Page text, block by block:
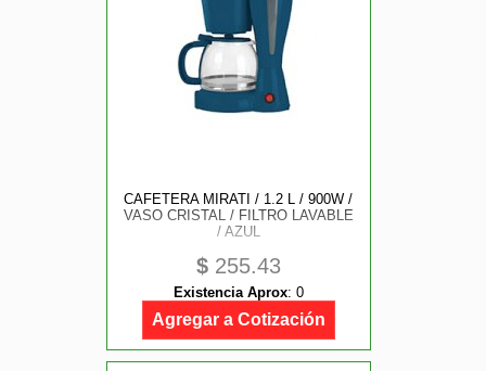
CAFETERA MIRATI / 1.2 L / 900W /
VASO CRISTAL / FILTRO LAVABLE
/ AZUL
$ 255.43
Existencia Aprox: 0
Agregar a Cotización